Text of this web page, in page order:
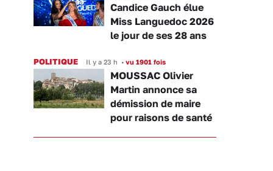
Candice Gauch élue
Miss Languedoc 2026
le jour de ses 28 ans
POLITIQUE Il y a 23 h • vu 1901 fois
MOUSSAC Olivier
Martin annonce sa
démission de maire
pour raisons de santé